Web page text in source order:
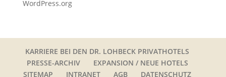
WordPress.org
KARRIERE BEI DEN DR. LOHBECK PRIVATHOTELS
PRESSE-ARCHIV
EXPANSION / NEUE HOTELS
SITEMAP
INTRANET AGB DATENSCHUTZ